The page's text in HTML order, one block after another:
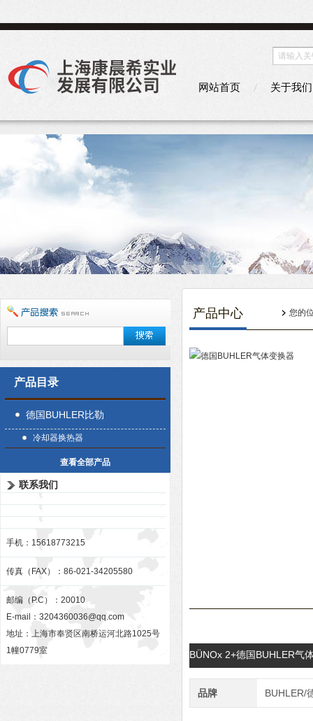
网站首页 关于我们
产品目录
德国BUHLER比勒
冷却器换热器
查看全部产品
联系我们
手机：15618773215
传真（FAX）：86-021-34205580
邮编（P.C）：20010
E-mail： 3204360036@qq.com
地址：上海市奉贤区南桥运河北路1025号
1幢0779室
产品中心 您的
BÜNOx 2+德国BUHLER气
品牌 BUHLER/